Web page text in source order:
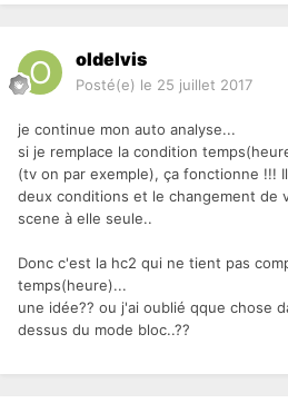
oldelvis
Posté(e) le 25 juillet 2017
je continue mon auto analyse...
si je remplace la condition
(tv on par exemple), ça fonctionne !!!
deux conditions et le changement de
scene à elle seule..
Donc c'est la hc2 qui ne tient pas
temps(heure)...
une idée?? ou j'ai oublié qque chose
dessus du mode bloc..??